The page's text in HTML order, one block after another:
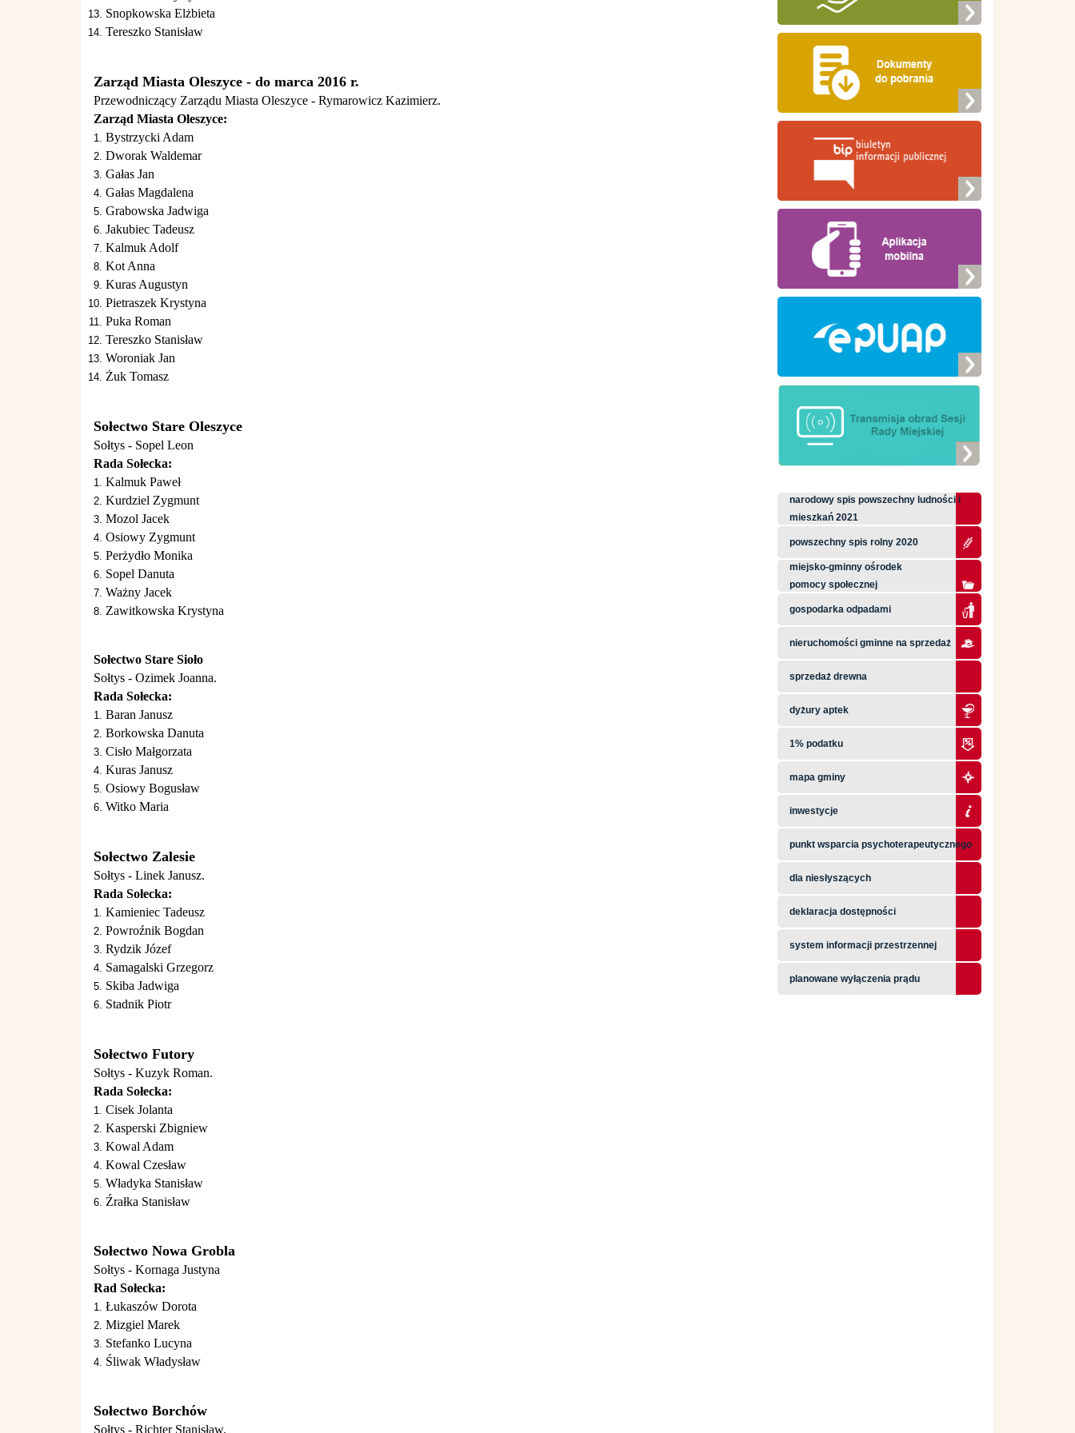
Snopkowska Elżbieta
Tereszko Stanisław
Zarząd Miasta Oleszyce - do marca 2016 r.
Przewodniczący Zarządu Miasta Oleszyce - Rymarowicz Kazimierz.
Zarząd Miasta Oleszyce:
Bystrzycki Adam
Dworak Waldemar
Gałas Jan
Gałas Magdalena
Grabowska Jadwiga
Jakubiec Tadeusz
Kalmuk Adolf
Kot Anna
Kuras Augustyn
Pietraszek Krystyna
Puka Roman
Tereszko Stanisław
Woroniak Jan
Żuk Tomasz
Sołectwo Stare Oleszyce
Sołtys - Sopel Leon
Rada Sołecka:
Kalmuk Paweł
Kurdziel Zygmunt
Mozol Jacek
Osiowy Zygmunt
Perżydło Monika
Sopel Danuta
Ważny Jacek
Zawitkowska Krystyna
Sołectwo Stare Sioło
Sołtys - Ozimek Joanna.
Rada Sołecka:
Baran Janusz
Borkowska Danuta
Cisło Małgorzata
Kuras Janusz
Osiowy Bogusław
Witko Maria
Sołectwo Zalesie
Sołtys - Linek Janusz.
Rada Sołecka:
Kamieniec Tadeusz
Powroźnik Bogdan
Rydzik Józef
Samagalski Grzegorz
Skiba Jadwiga
Stadnik Piotr
Sołectwo Futory
Sołtys - Kuzyk Roman.
Rada Sołecka:
Cisek Jolanta
Kasperski Zbigniew
Kowal Adam
Kowal Czesław
Władyka Stanisław
Źrałka Stanisław
Sołectwo Nowa Grobla
Sołtys - Kornaga Justyna
Rad Sołecka:
Łukaszów Dorota
Mizgiel Marek
Stefanko Lucyna
Śliwak Władysław
Sołectwo Borchów
Sołtys - Richter Stanisław.
narodowy spis powszechny ludności i
mieszkań 2021
powszechny spis rolny 2020
miejsko-gminny ośrodek
pomocy społecznej
gospodarka odpadami
nieruchomości gminne na sprzedaż
sprzedaż drewna
dyżury aptek
1% podatku
mapa gminy
inwestycje
punkt wsparcia psychoterapeutycznego
dla niesłyszących
deklaracja dostępności
system informacji przestrzennej
planowane wyłączenia prądu